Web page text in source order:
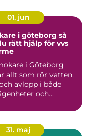
01. jun
i göteborg så
rätt hjälp för vvs
i Göteborg
allt som rör vatten,
avlopp i både
och...
31. maj